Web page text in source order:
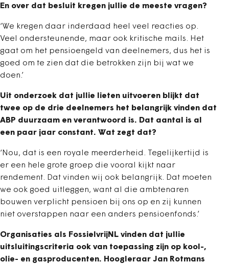
En over dat besluit kregen jullie de meeste vragen?
‘We kregen daar inderdaad heel veel reacties op.
Veel ondersteunende, maar ook kritische mails. Het
gaat om het pensioengeld van deelnemers, dus het is
goed om te zien dat die betrokken zijn bij wat we
doen.’
Uit onderzoek dat jullie lieten uitvoeren blijkt dat
twee op de drie deelnemers het belangrijk vinden dat
ABP duurzaam en verantwoord is. Dat aantal is al
een paar jaar constant. Wat zegt dat?
‘Nou, dat is een royale meerderheid. Tegelijkertijd is
er een hele grote groep die vooral kijkt naar
rendement. Dat vinden wij ook belangrijk. Dat moeten
we ook goed uitleggen, want al die ambtenaren
bouwen verplicht pensioen bij ons op en zij kunnen
niet overstappen naar een anders pensioenfonds.’
Organisaties als FossielvrijNL vinden dat jullie
uitsluitingscriteria ook van toepassing zijn op kool-,
olie- en gasproducenten. Hoogleraar Jan Rotmans